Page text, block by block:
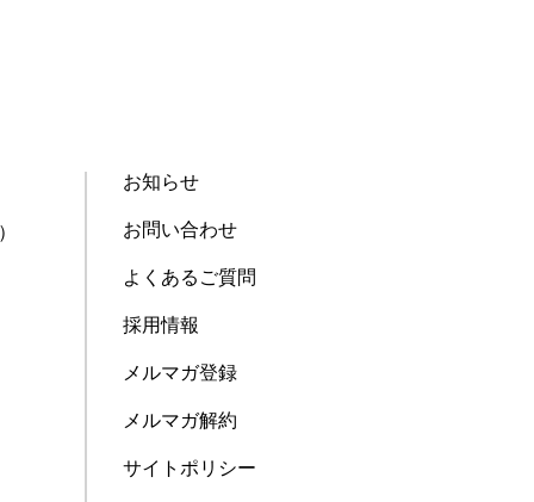
お知らせ
お問い合わせ
よくあるご質問
採用情報
メルマガ登録
メルマガ解約
サイトポリシー